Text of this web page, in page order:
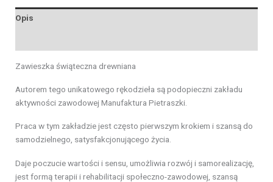
Opis
Zawieszka świąteczna drewniana
Autorem tego unikatowego rękodzieła są podopieczni zakładu
aktywności zawodowej Manufaktura Pietraszki.
Praca w tym zakładzie jest często pierwszym krokiem i szansą do
samodzielnego, satysfakcjonującego życia.
Daje poczucie wartości i sensu, umożliwia rozwój i samorealizację,
jest formą terapii i rehabilitacji społeczno-zawodowej, szansą